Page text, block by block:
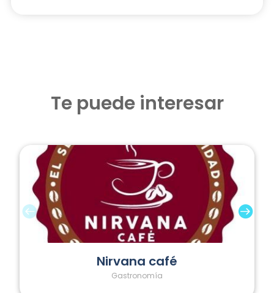
Te puede interesar
Nirvana café
Gastronomía